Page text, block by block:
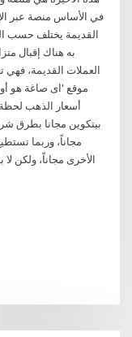
في الأساس منصة عبر
القديمة يختلف حسب
به هناك إقبال
العملات القديمة، فهي
موقع 'اى صاغة هو
أسعار الذهب
بيتكوين مجانا بطرق
مجاناً، وربما
الأخرى مجاناً، ولكن